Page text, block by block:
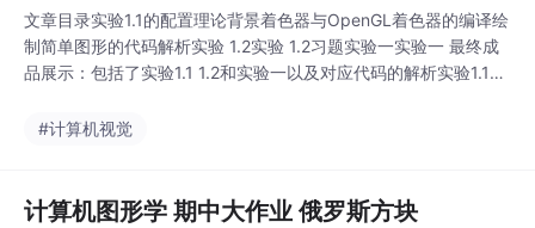
文章目录实验1.1的配置理论背景着色器与OpenGL着色器的编译绘
制简单图形的代码解析实验 1.2实验 1.2习题实验一实验一 最终成
品展示：包括了实验1.1 1.2和实验一以及对应代码的解析实验1.1的
景OpenGL的含义OpenGL是一种应用程序编程接口（Application
#计算机视觉
计算机图形学 期中大作业 俄罗斯方块